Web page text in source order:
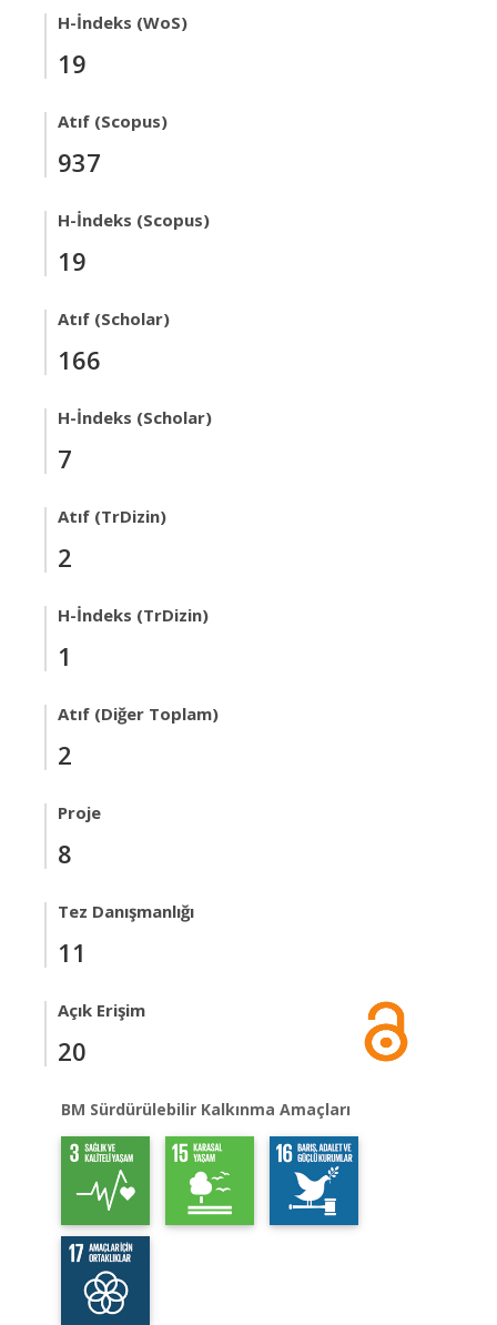
H-İndeks (WoS)
19
Atıf (Scopus)
937
H-İndeks (Scopus)
19
Atıf (Scholar)
166
H-İndeks (Scholar)
7
Atıf (TrDizin)
2
H-İndeks (TrDizin)
1
Atıf (Diğer Toplam)
2
Proje
8
Tez Danışmanlığı
11
Açık Erişim
20
BM Sürdürülebilir Kalkınma Amaçları